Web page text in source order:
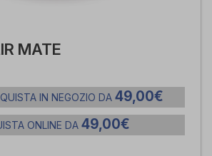
MATE
IN NEGOZIO DA 49,00€
ONLINE DA 49,00€